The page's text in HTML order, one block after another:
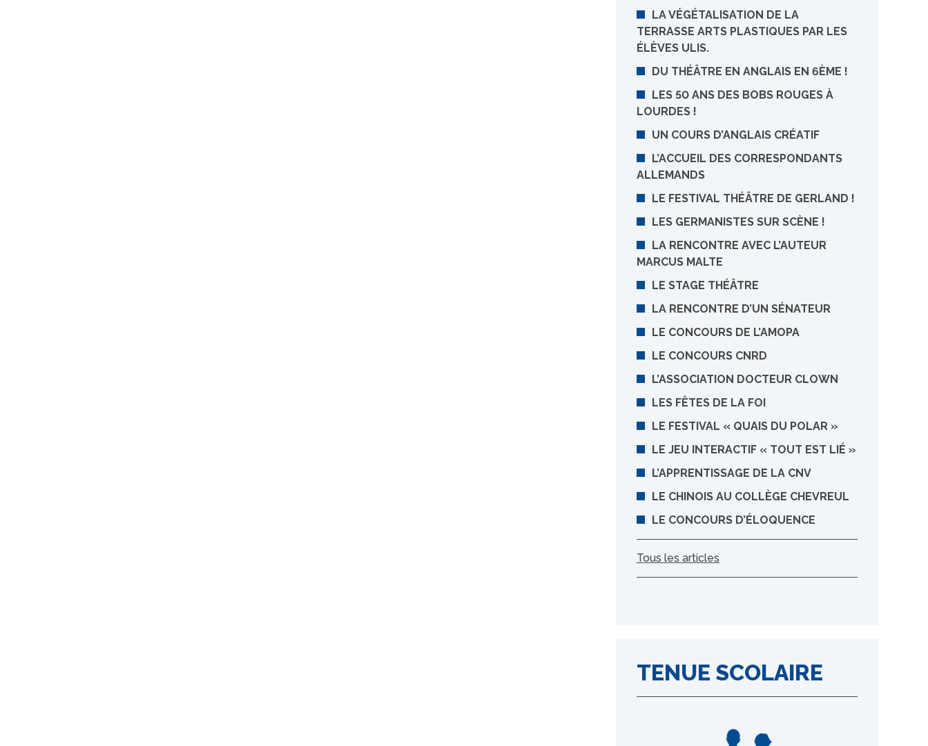
LA VÉGÉTALISATION DE LA
TERRASSE ARTS PLASTIQUES PAR LES
ÉLÈVES ULIS.
DU THÉÂTRE EN ANGLAIS EN 6ÈME !
LES 50 ANS DES BOBS ROUGES À
LOURDES !
UN COURS D’ANGLAIS CRÉATIF
L’ACCUEIL DES CORRESPONDANTS
ALLEMANDS
LE FESTIVAL THÉÂTRE DE GERLAND !
LES GERMANISTES SUR SCÈNE !
LA RENCONTRE AVEC L’AUTEUR
MARCUS MALTE
LE STAGE THÉÂTRE
LA RENCONTRE D’UN SÉNATEUR
LE CONCOURS DE L’AMOPA
LE CONCOURS CNRD
L’ASSOCIATION DOCTEUR CLOWN
LES FÊTES DE LA FOI
LE FESTIVAL « QUAIS DU POLAR »
LE JEU INTERACTIF « TOUT EST LIÉ »
L’APPRENTISSAGE DE LA CNV
LE CHINOIS AU COLLÈGE CHEVREUL
LE CONCOURS D’ÉLOQUENCE
Tous les articles
TENUE SCOLAIRE